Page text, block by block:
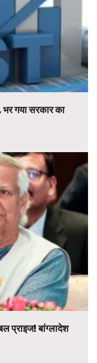
गया सरकार का
प्राइज! बांग्लादेश